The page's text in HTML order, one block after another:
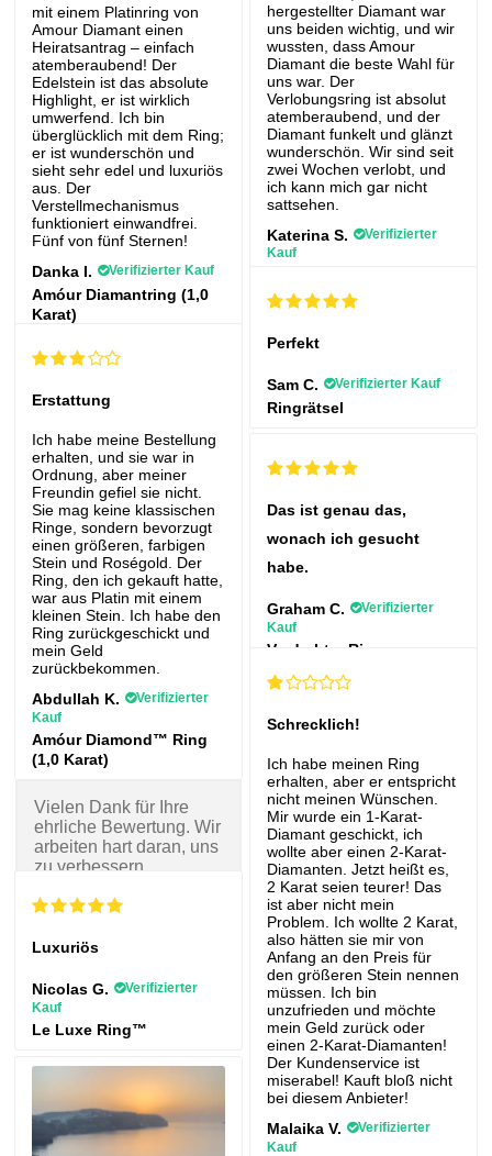
hergestellter Diamant war
uns beiden wichtig, und wir
wussten, dass Amour
Diamant die beste Wahl für
uns war. Der
Verlobungsring ist absolut
atemberaubend, und der
Diamant funkelt und glänzt
wunderschön. Wir sind seit
zwei Wochen verlobt, und
ich kann mich gar nicht
sattsehen.
Katerina S.
Verifizierter
Kauf
mit einem Platinring von
Amour Diamant einen
Heiratsantrag – einfach
atemberaubend! Der
Edelstein ist das absolute
Highlight, er ist wirklich
umwerfend. Ich bin
überglücklich mit dem Ring;
er ist wunderschön und
sieht sehr edel und luxuriös
aus. Der
Verstellmechanismus
funktioniert einwandfrei.
Fünf von fünf Sternen!
Danka I.
Verifizierter Kauf
Amóur Diamantring (1,0
Karat)
Perfekt
Sam C. Verifizierter Kauf
Ringrätsel
Erstattung
Ich habe meine Bestellung
erhalten, und sie war in
Ordnung, aber meiner
Freundin gefiel sie nicht.
Sie mag keine klassischen
Ringe, sondern bevorzugt
einen größeren, farbigen
Stein und Roségold. Der
Ring, den ich gekauft hatte,
war aus Platin mit einem
kleinen Stein. Ich habe den
Ring zurückgeschickt und
mein Geld
zurückbekommen.
Abdullah K.
Verifizierter
Kauf
Amóur Diamond™ Ring
(1,0 Karat)
Vielen Dank für Ihre
ehrliche Bewertung. Wir
arbeiten hart daran, uns
zu verbessern.
LoveDiamond
Das ist genau das,
wonach ich gesucht
habe.
Graham C.
Verifizierter
Kauf
Verdrehter Ring
Schrecklich!
Ich habe meinen Ring
erhalten, aber er entspricht
nicht meinen Wünschen.
Mir wurde ein 1-Karat-
Diamant geschickt, ich
wollte aber einen 2-Karat-
Diamanten. Jetzt heißt es,
2 Karat seien teurer! Das
ist aber nicht mein
Problem. Ich wollte 2 Karat,
also hätten sie mir von
Anfang an den Preis für
den größeren Stein nennen
müssen. Ich bin
unzufrieden und möchte
mein Geld zurück oder
einen 2-Karat-Diamanten!
Der Kundenservice ist
miserabel! Kauft bloß nicht
bei diesem Anbieter!
Malaika V.
Verifizierter
Kauf
Luxuriös
Nicolas G.
Verifizierter
Kauf
Le Luxe Ring™